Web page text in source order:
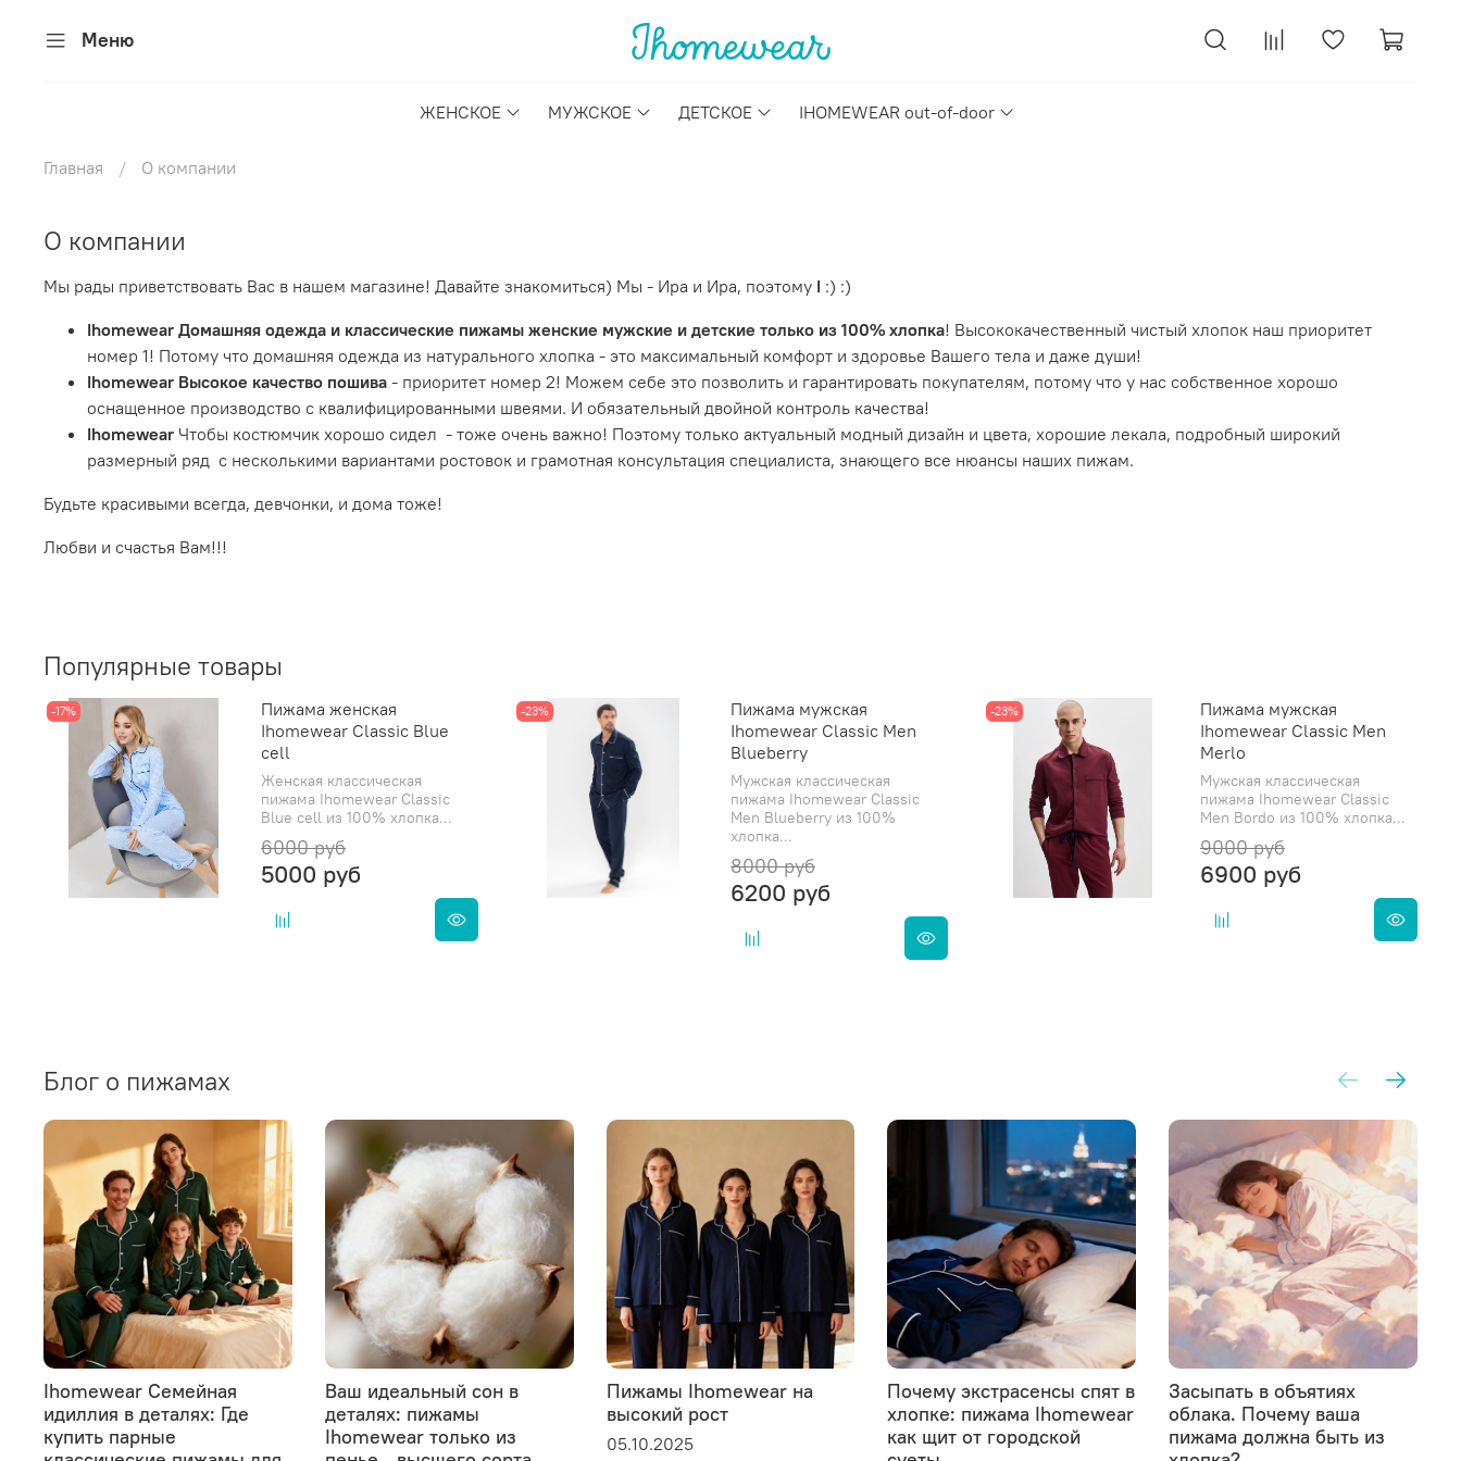
Меню
ЖЕНСКОЕ МУЖСКОЕ ДЕТСКОЕ IHOMEWEAR out-of-door
Главная О компании
О компании
Мы рады приветствовать Вас в нашем магазине! Давайте знакомиться) Мы - Ира и Ира, поэтому I :) :)
Ihomewear Домашняя одежда и классические пижамы женские мужские и детские только из 100% хлопка! Высококачественный чистый хлопок наш приоритет
номер 1! Потому что домашняя одежда из натурального хлопка - это максимальный комфорт и здоровье Вашего тела и даже души!
Ihomewear Высокое качество пошива - приоритет номер 2! Можем себе это позволить и гарантировать покупателям, потому что у нас собственное хорошо
оснащенное производство с квалифицированными швеями. И обязательный двойной контроль качества!
Ihomewear Чтобы костюмчик хорошо сидел - тоже очень важно! Поэтому только актуальный модный дизайн и цвета, хорошие лекала, подробный широкий
размерный ряд с несколькими вариантами ростовок и грамотная консультация специалиста, знающего все нюансы наших пижам.
Будьте красивыми всегда, девчонки, и дома тоже!
Любви и счастья Вам!!!
Популярные товары
-17%
Пижама женская
Ihomewear Classic Blue
cell
Женская классическая
пижама Ihomewear Classic
Blue cell из 100% хлопка...
6000 руб
5000 руб
-23%
Пижама мужская
Ihomewear Classic Men
Blueberry
Мужская классическая
пижама Ihomewear Classic
Men Blueberry из 100%
хлопка...
8000 руб
6200 руб
-23%
Пижама мужская
Ihomewear Classic Men
Merlo
Мужская классическая
пижама Ihomewear Classic
Men Bordo из 100% хлопка...
9000 руб
6900 руб
Блог о пижамах
Ihomewear Семейная
идиллия в деталях: Где
купить парные
Ваш идеальный сон в
деталях: пижамы
Ihomewear только из
Пижамы Ihomewear на
высокий рост
05.10.2025
Почему экстрасенсы спят в
хлопке: пижама Ihomewear
как щит от городской
Засыпать в объятиях
облака. Почему ваша
пижама должна быть из